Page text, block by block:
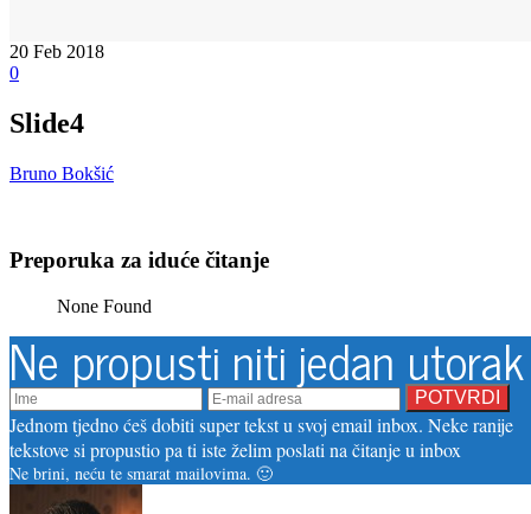
20 Feb 2018
0
Slide4
Bruno Bokšić
Preporuka za iduće čitanje
None Found
Ne propusti niti jedan utorak
Jednom tjedno ćeš dobiti super tekst u svoj email inbox. Neke ranije
tekstove si propustio pa ti iste želim poslati na čitanje u inbox
Ne brini, neću te smarat mailovima. 🙂